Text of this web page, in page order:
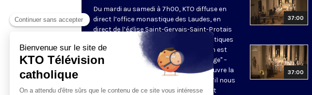
Du mardi au samedi à 7h00, KTO diffuse en
direct l’office monastique des Laudes, en
direct de l’église Saint-Gervais-Saint-Protais
(Paris IVe), avec les Fraternités Monastiques
de Jérusalem. Les Laudes – dont le nom est
dérivé du terme latin qui signifie "louange" –
sont d’abord la prière de louange qui ouvre la
journée pour remercier Dieu du don qu’il nous
fait de ce jour nouveau, et le placer tout
37:00
37:00